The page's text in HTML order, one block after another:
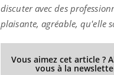
discuter avec des
plaisante, agréable, qu'elle
Vous aimez cet article ?
vous à la